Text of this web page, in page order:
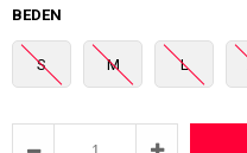
BEDEN
S M L